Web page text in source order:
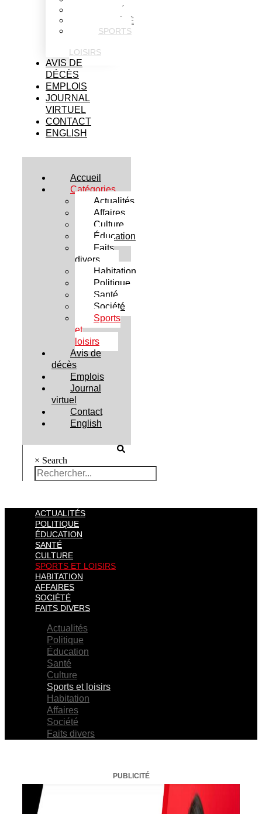
SOCIÉTÉ
SPORTS
LOISIRS
AVIS DE
DÉCÈS
EMPLOIS
JOURNAL
VIRTUEL
CONTACT
ENGLISH
Accueil
Catégories
Actualités
Affaires
Culture
Éducation
Faits
divers
Habitation
Politique
Santé
Société
Sports
et
loisirs
Avis de
décès
Emplois
Journal
virtuel
Contact
English
× Search
ACTUALITÉS
POLITIQUE
ÉDUCATION
SANTÉ
CULTURE
SPORTS ET LOISIRS
HABITATION
AFFAIRES
SOCIÉTÉ
FAITS DIVERS
Actualités
Politique
Éducation
Santé
Culture
Sports et loisirs
Habitation
Affaires
Société
Faits divers
PUBLICITÉ